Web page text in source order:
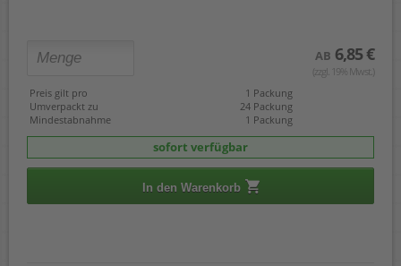
AB 6,85 €
(zzgl. 19% Mwst.)
Preis gilt pro
1 Packung
Umverpackt zu
24 Packung
Mindestabnahme
1 Packung
sofort verfügbar
In den Warenkorb